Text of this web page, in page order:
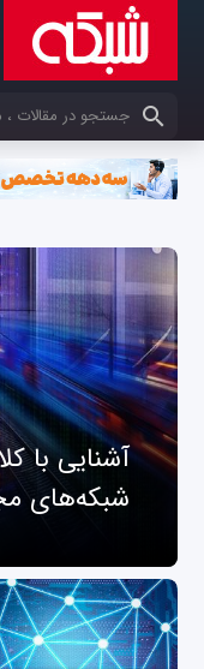
کلمات کلیدی خود را
آشنایی با
شبکه‌های